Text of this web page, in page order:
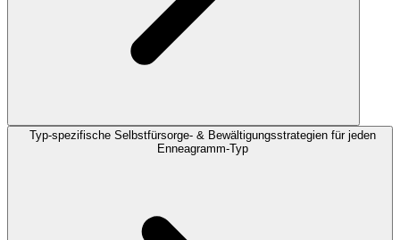
Typ-spezifische Selbstfürsorge- & Bewältigungsstrategien für jeden
Enneagramm-Typ